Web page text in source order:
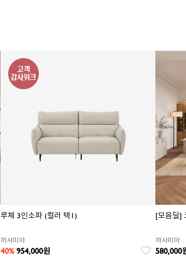
루체 3인소파 (컬러 택1)
까사미아
40%954,000원
[모음딜]
까사미아
580,000